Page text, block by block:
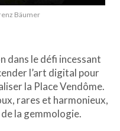
Bäumer
dans le défi incessant
l’art digital pour
la Place Vendôme.
rares et harmonieux,
la gemmologie.